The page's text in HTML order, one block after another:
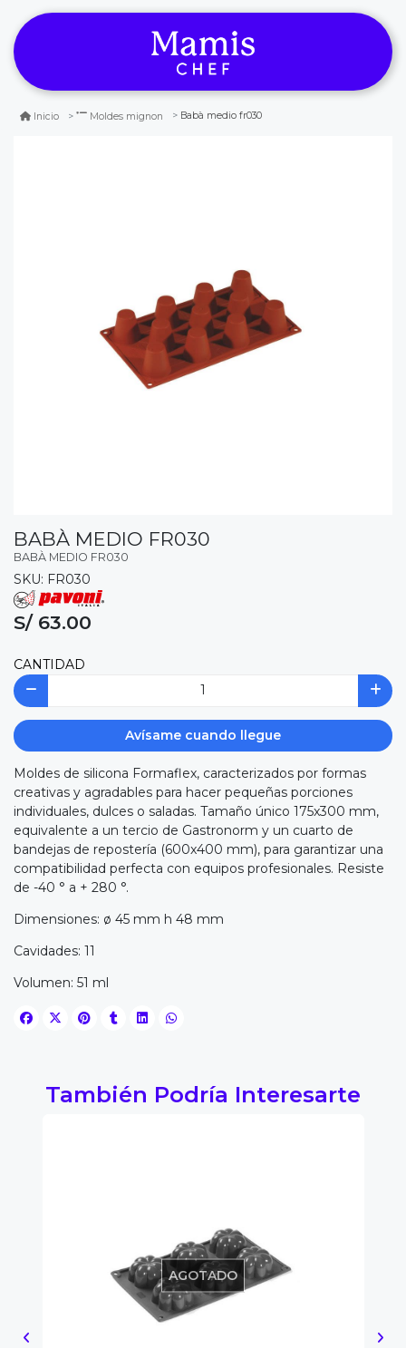
Inicio Moldes mignon Babà medio fr030
BABÀ MEDIO FR030
BABÀ MEDIO FR030
SKU: FR030
S/ 63.00
CANTIDAD
Avísame cuando llegue
Moldes de silicona Formaflex, caracterizados por formas
creativas y agradables para hacer pequeñas porciones
individuales, dulces o saladas. Tamaño único 175x300 mm,
equivalente a un tercio de Gastronorm y un cuarto de
bandejas de repostería (600x400 mm), para garantizar una
compatibilidad perfecta con equipos profesionales. Resiste
de -40 ° a + 280 °.
Dimensiones: ø 45 mm h 48 mm
Cavidades: 11
Volumen: 51 ml
También Podría Interesarte
AGOTADO